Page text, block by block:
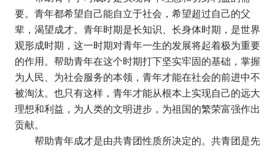
要。青年都希望自己能自立于社会，希望超过自己的父
辈，渴望成才。青年时期是长知识、长身体时期，是世界
观形成时期，这一时期对青年一生的发展将起着极为重要
的作用。帮助青年在这个时期打下坚实牢固的基础，掌握
为人民、为社会服务的本领，青年才能在社会的前进中不
被淘汰。也只有这样，青年才能从根本上实现自己的远大
理想和利益，为人类的文明进步，为祖国的繁荣富强作出
贡献。
帮助青年成才是由共青团性质所决定的。共青团是先